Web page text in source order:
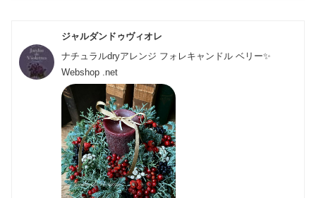
ジャルダンドゥヴィオレ
ナチュラルdryアレンジ フォレキャンドル ベリー✨
Webshop .net